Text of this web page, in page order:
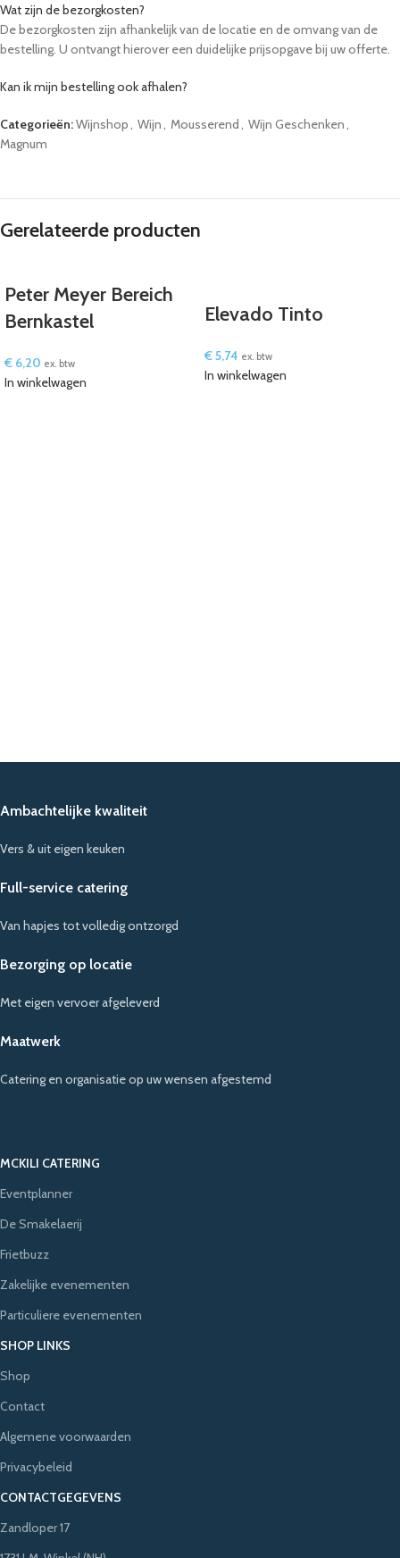
Wat zijn de bezorgkosten?
De bezorgkosten zijn afhankelijk van de locatie en de omvang van de
bestelling. U ontvangt hierover een duidelijke prijsopgave bij uw offerte.
Kan ik mijn bestelling ook afhalen?
Kunnen tafels, stoelen en servies meegeleverd worden?
Ja, wij bieden een ruim assortiment aan partyverhuur, zoals bierbanken,
Wij raden aan om minimaal 48 uur van tevoren te bestellen. Voor grote
evenementen adviseren we om eerder contact op te nemen.
Categorieën:Wijnshop Wijn Mousserend Wijn Geschenken
Magnum
Gerelateerde producten
Peter Meyer Bereich
Bernkastel
€ 6,20 ex. btw
In winkelwagen
Elevado Tinto
€5,74 ex. btw
In winkelwagen
Ambachtelijke kwaliteit
Vers & uit eigen keuken
Full-service catering
Van hapjes tot volledig ontzorgd
Bezorging op locatie
Met eigen vervoer afgeleverd
Maatwerk
Catering en organisatie op uw wensen afgestemd
MCKILI CATERING
Eventplanner
De Smakelaerij
Frietbuzz
Zakelijke evenementen
Particuliere evenementen
SHOP LINKS
Shop
Contact
Algemene voorwaarden
Privacybeleid
CONTACTGEGEVENS
Zandloper 17